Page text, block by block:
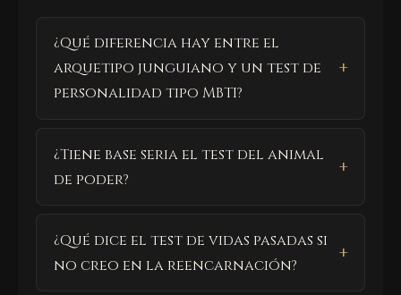
¿Qué diferencia hay entre el
arquetipo junguiano y un test de
personalidad tipo MBTI?
¿Tiene base seria el test del animal
de poder?
¿Qué dice el test de vidas pasadas si
no creo en la reencarnación?